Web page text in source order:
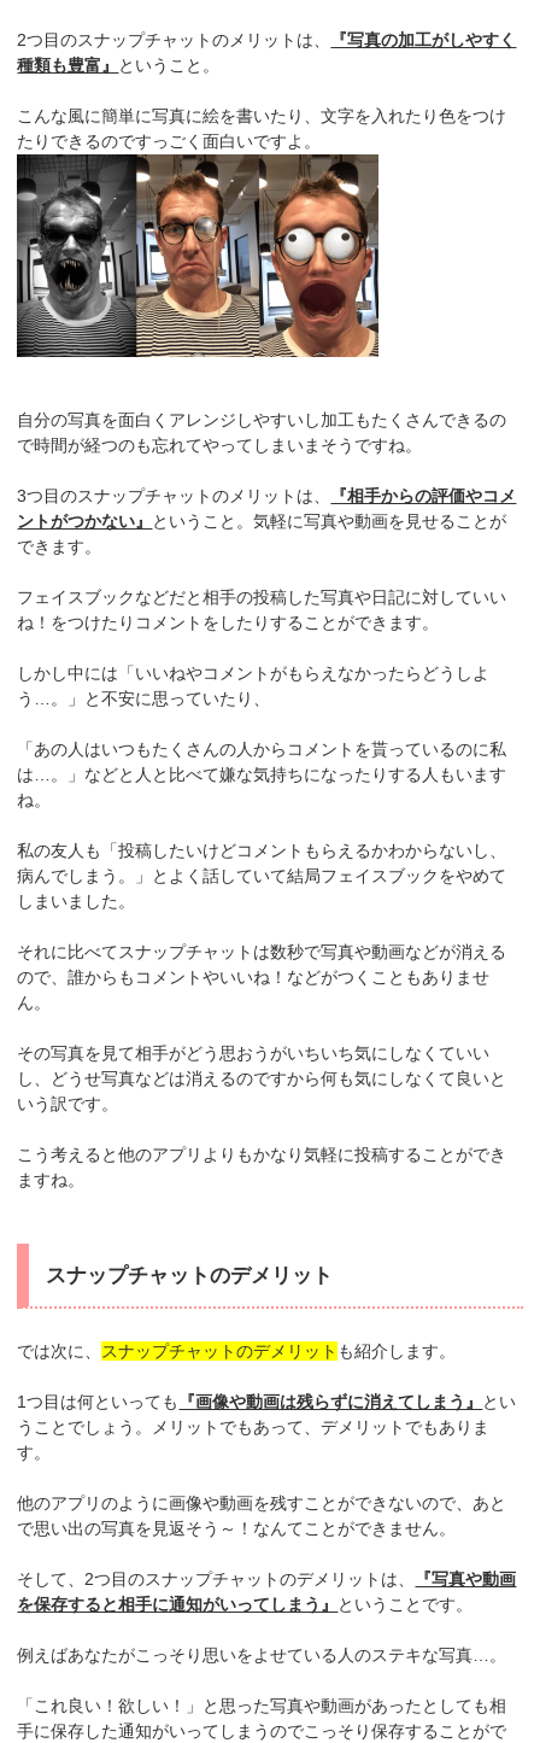
2つ目のスナップチャットのメリットは、
『写真の加工がしやすく
種類も豊富』 ということ。
こんな風に簡単に写真に絵を書いたり、文字を入れたり色をつけ
たりできるのですっごく面白いですよ。
自分の写真を面白くアレンジしやすいし加工もたくさんできるの
で時間が経つのも忘れてやってしまいまそうですね。
3つ目のスナップチャットのメリットは、
『相手からの評価やコメ
ントがつかない』 ということ。気軽に写真や動画を見せることが
できます。
フェイスブックなどだと相手の投稿した写真や日記に対していい
ね！をつけたりコメントをしたりすることができます。
しかし中には「いいねやコメントがもらえなかったらどうしよ
う…。」と不安に思っていたり、
「あの人はいつもたくさんの人からコメントを貰っているのに私
は…。」などと人と比べて嫌な気持ちになったりする人もいます
ね。
私の友人も「投稿したいけどコメントもらえるかわからないし、
病んでしまう。」とよく話していて結局フェイスブックをやめて
しまいました。
それに比べてスナップチャットは数秒で写真や動画などが消える
ので、誰からもコメントやいいね！などがつくこともありませ
ん。
その写真を見て相手がどう思おうがいちいち気にしなくていい
し、どうせ写真などは消えるのですから何も気にしなくて良いと
いう訳です。
こう考えると他のアプリよりもかなり気軽に投稿することができ
ますね。
スナップチャットのデメリット
では次に、 スナップチャットのデメリット も紹介します。
1つ目は何といっても 『画像や動画は残らずに消えてしまう』 とい
うことでしょう。メリットでもあって、デメリットでもありま
す。
他のアプリのように画像や動画を残すことができないので、あと
で思い出の写真を見返そう～！なんてことができません。
そして、2つ目のスナップチャットのデメリットは、
『写真や動画
を保存すると相手に通知がいってしまう』 ということです。
例えばあなたがこっそり思いをよせている人のステキな写真…。
「これ良い！欲しい！」と思った写真や動画があったとしても相
手に保存した通知がいってしまうのでこっそり保存することがで